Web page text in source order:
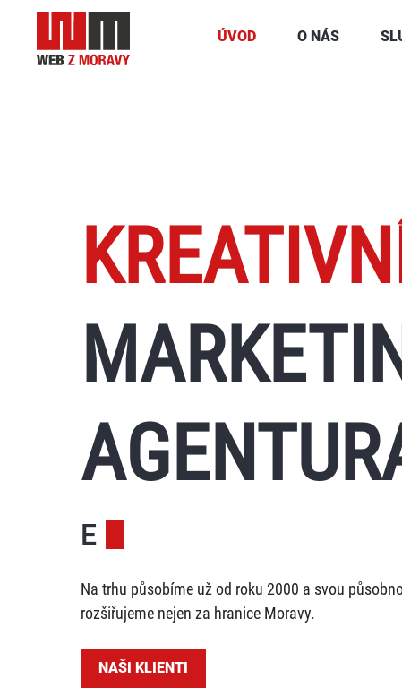
ÚVOD O NÁS
E-SHOPOVÁ ŘEŠENÍ
Na trhu působíme už od roku 2000 a svou
rozšiřujeme nejen za hranice Moravy.
NAŠI KLIENTI